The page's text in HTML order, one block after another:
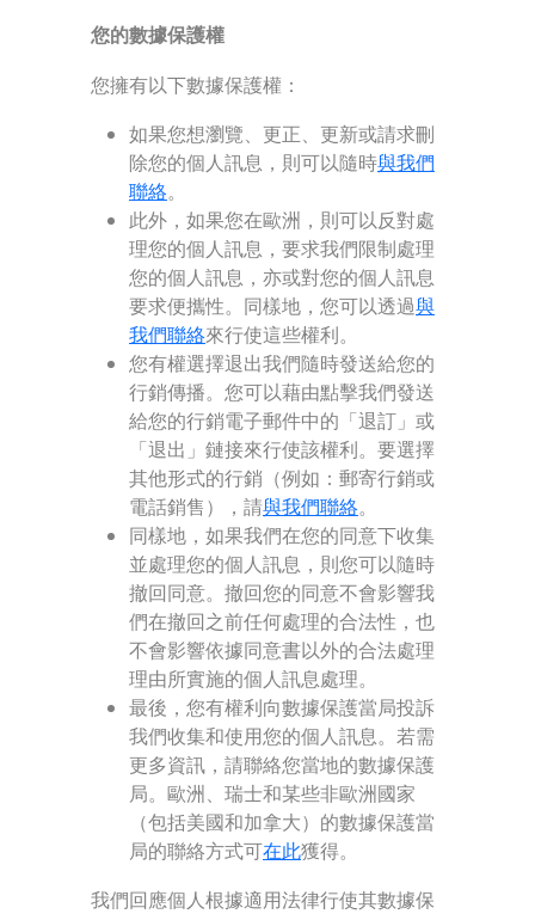
您的數據保護權
您擁有以下數據保護權：
如果您想瀏覽、更正、更新或請求刪
除您的個人訊息，則可以隨時與我們
聯絡。
此外，如果您在歐洲，則可以反對處
理您的個人訊息，要求我們限制處理
您的個人訊息，亦或對您的個人訊息
要求便攜性。同樣地，您可以透過與
我們聯絡來行使這些權利。
您有權選擇退出我們隨時發送給您的
行銷傳播。您可以藉由點擊我們發送
給您的行銷電子郵件中的「退訂」或
「退出」鏈接來行使該權利。要選擇
其他形式的行銷（例如：郵寄行銷或
電話銷售），請與我們聯絡。
同樣地，如果我們在您的同意下收集
並處理您的個人訊息，則您可以隨時
撤回同意。撤回您的同意不會影響我
們在撤回之前任何處理的合法性，也
不會影響依據同意書以外的合法處理
理由所實施的個人訊息處理。
最後，您有權利向數據保護當局投訴
我們收集和使用您的個人訊息。若需
更多資訊，請聯絡您當地的數據保護
局。歐洲、瑞士和某些非歐洲國家
（包括美國和加拿大）的數據保護當
局的聯絡方式可在此獲得。
我們回應個人根據適用法律行使其數據保